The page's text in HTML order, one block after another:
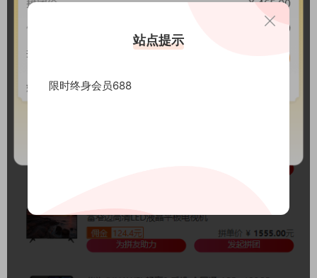
站点提示
限时终身会员688